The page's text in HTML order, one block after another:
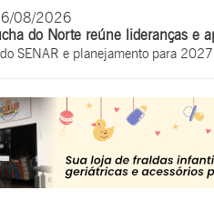
08/2026
do Norte reúne lideranças e
SENAR e planejamento para